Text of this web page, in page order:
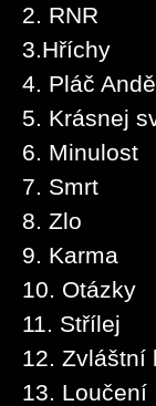
2. RNR
3.Hříchy
4. Pláč
5. Krásnej
6. Minulost
7. Smrt
8. Zlo
9. Karma
10. Otázky
11. Střílej
12. Zvláštní
13. Loučení